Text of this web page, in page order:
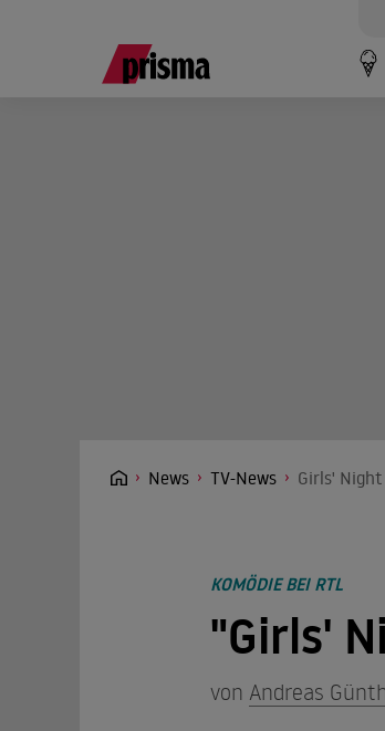
News TV-News Girls'
KOMÖDIE BEI RTL
"Girls'
von Andreas